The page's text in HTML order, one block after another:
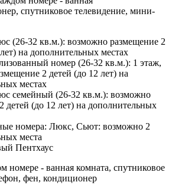
спутниковое телевидение, мини-
(26-32 кв.м.): возможно размещение 2
на дополнительных местах
номер (26-32 кв.м.): 1 этаж,
2 детей (до 12 лет) на
местах
семейный (26-32 кв.м.): возможно
детей (до 12 лет) на дополнительных
номера: Люкс, Сьют: возможно 2
места
Пентхаус
номере - ванная комната, спутниковое
фен, кондиционер